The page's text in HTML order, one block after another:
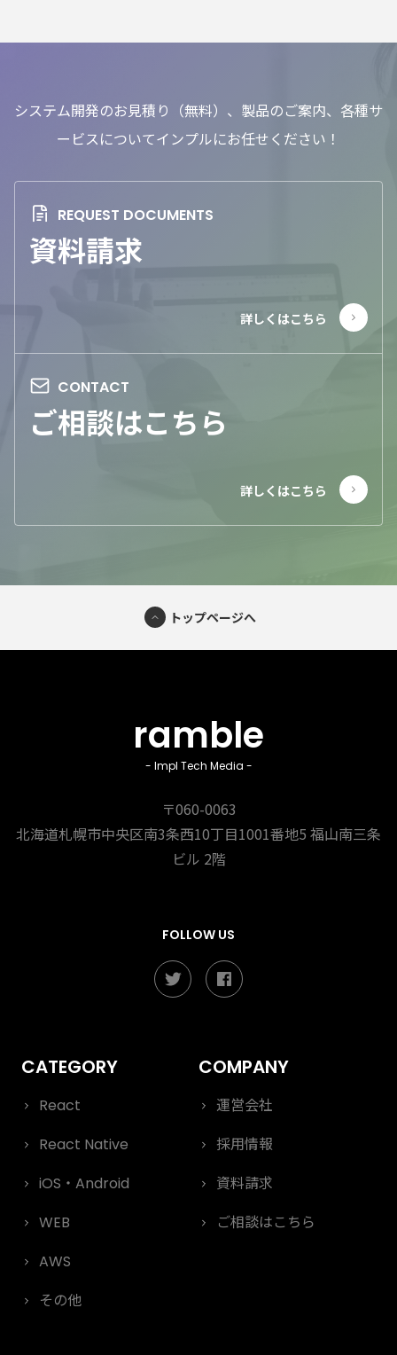
システム開発のお見積り（無料）、製品のご案内、各種サ
ービスについてインプルにお任せください！
資料請求
ご相談はこちら
トップページへ
ramble
- Impl Tech Media -
〒060-0063
北海道札幌市中央区南3条西10丁目1001番地5 福山南三条
ビル 2階
FOLLOW US
React
React Native
iOS・Android
WEB
AWS
その他
運営会社
採用情報
資料請求
ご相談はこちら